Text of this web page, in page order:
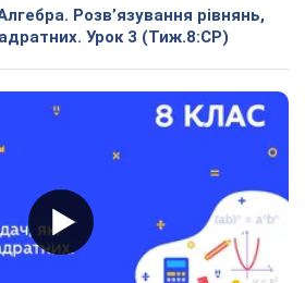
Розв’язування рівнянь,
Урок 3 (Тиж.8:СР)